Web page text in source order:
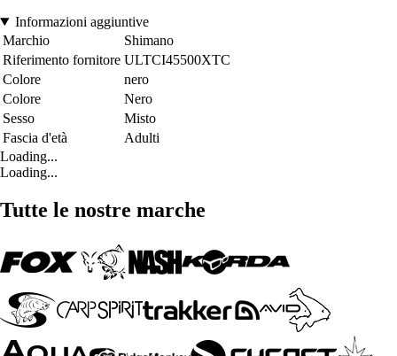
Informazioni aggiuntive
Marchio
Shimano
Riferimento fornitore ULTCI45500XTC
Colore
nero
Colore
Nero
Sesso
Misto
Fascia d'età
Adulti
Loading...
Loading...
Tutte le nostre marche